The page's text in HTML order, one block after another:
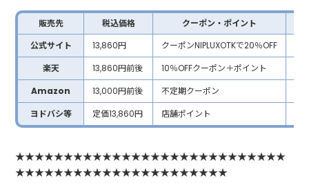
販売先 税込価格 クーポン・ポイント
公式サイト
13,860円 クーポンNIPLUXOTKで20％OFF
楽天
13,860円前後 10％OFFクーポン＋ポイント
Amazon
13,000円前後 不定期クーポン
ヨドバシ等
定価13,860円 店舗ポイント
★★★★★★★★★★★★★★★★★★★★★★★★★★★★
★★★★★★★★★★★★★★★★★★★★★★